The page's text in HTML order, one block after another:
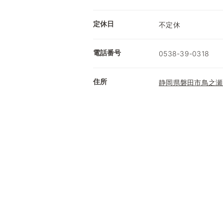
定休日 不定休
電話番号 0538-39-0318
住所 静岡県磐田市鳥之